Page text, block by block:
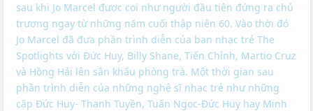
sau khi Jo Marcel được coi như người đầu tiên đứng ra chủ
trương ngay từ những năm cuối thập niên 60. Vào thời đó
Jo Marcel đã đưa phần trình diễn của ban nhạc trẻ The
Spotlights với Đức Huy, Billy Shane, Tiến Chỉnh, Martio Cruz
và Hồng Hải lên sân khấu phòng trà. Một thời gian sau
phần trình diễn của những nghệ sĩ nhạc trẻ như những
cặp Đức Huy- Thanh Tuyền, Tuấn Ngọc-Đức Huy hay Minh